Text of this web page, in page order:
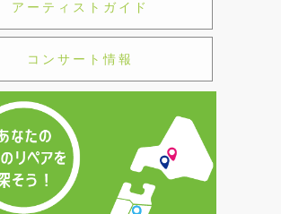
アーティストガイド
コンサート情報